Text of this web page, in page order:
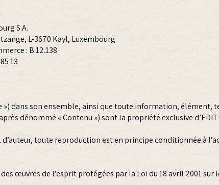
S.A.
L-3670 Kayl, Luxembourg
: B 12.138
13
») dans son ensemble, ainsi que toute information, élément,
dénommé « Contenu ») sont la propriété exclusive
toute reproduction est en principe conditionnée à
œuvres de l'esprit protégées par la Loi du 18 avril 2001 sur